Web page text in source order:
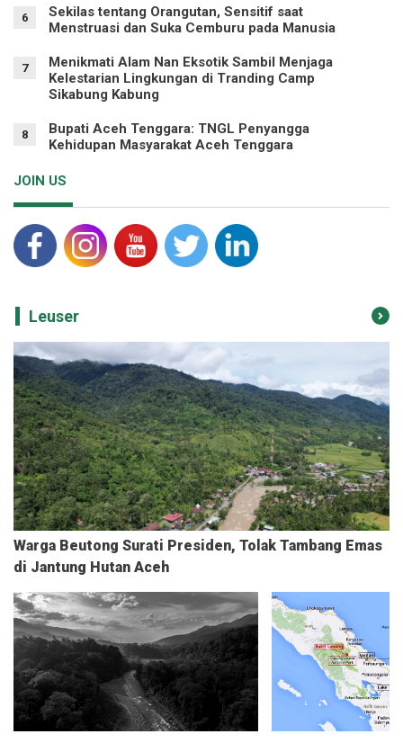
6
Sekilas tentang Orangutan, Sensitif saat
Menstruasi dan Suka Cemburu pada Manusia
7
Menikmati Alam Nan Eksotik Sambil Menjaga
Kelestarian Lingkungan di Tranding Camp
Sikabung Kabung
8
Bupati Aceh Tenggara: TNGL Penyangga
Kehidupan Masyarakat Aceh Tenggara
JOIN US
Leuser
Warga Beutong Surati Presiden, Tolak Tambang Emas
di Jantung Hutan Aceh